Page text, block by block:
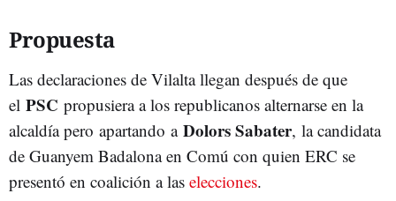
Propuesta
Las declaraciones de Vilalta llegan después de que
el PSC propusiera a los republicanos alternarse en la
alcaldía pero apartando a Dolors Sabater, la candidata
de Guanyem Badalona en Comú con quien ERC se
presentó en coalición a las elecciones.